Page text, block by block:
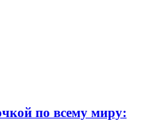
по всему миру: